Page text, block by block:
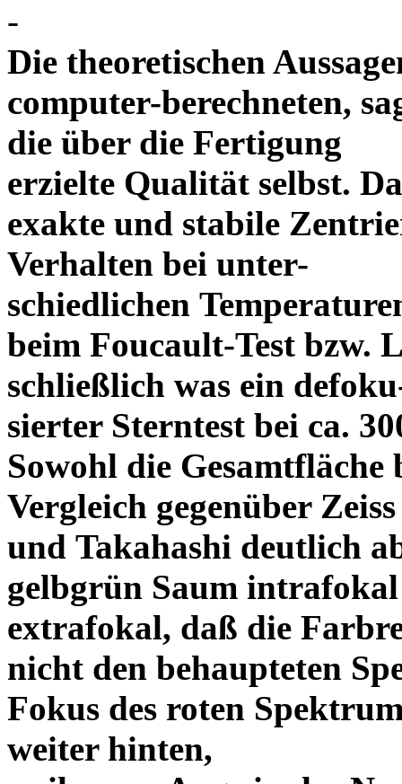
-
Die theoretischen
computer-berechneten,
die über die Fertigung
erzielte Qualität selbst.
exakte und stabile
Verhalten bei unter-
schiedlichen
beim Foucault-Test bzw.
schließlich was ein
sierter Sterntest bei ca.
Sowohl die
Vergleich gegenüber Zeiss
und Takahashi deutlich
gelbgrün Saum
extrafokal, daß die
nicht den behaupteten
Fokus des roten
weiter hinten,